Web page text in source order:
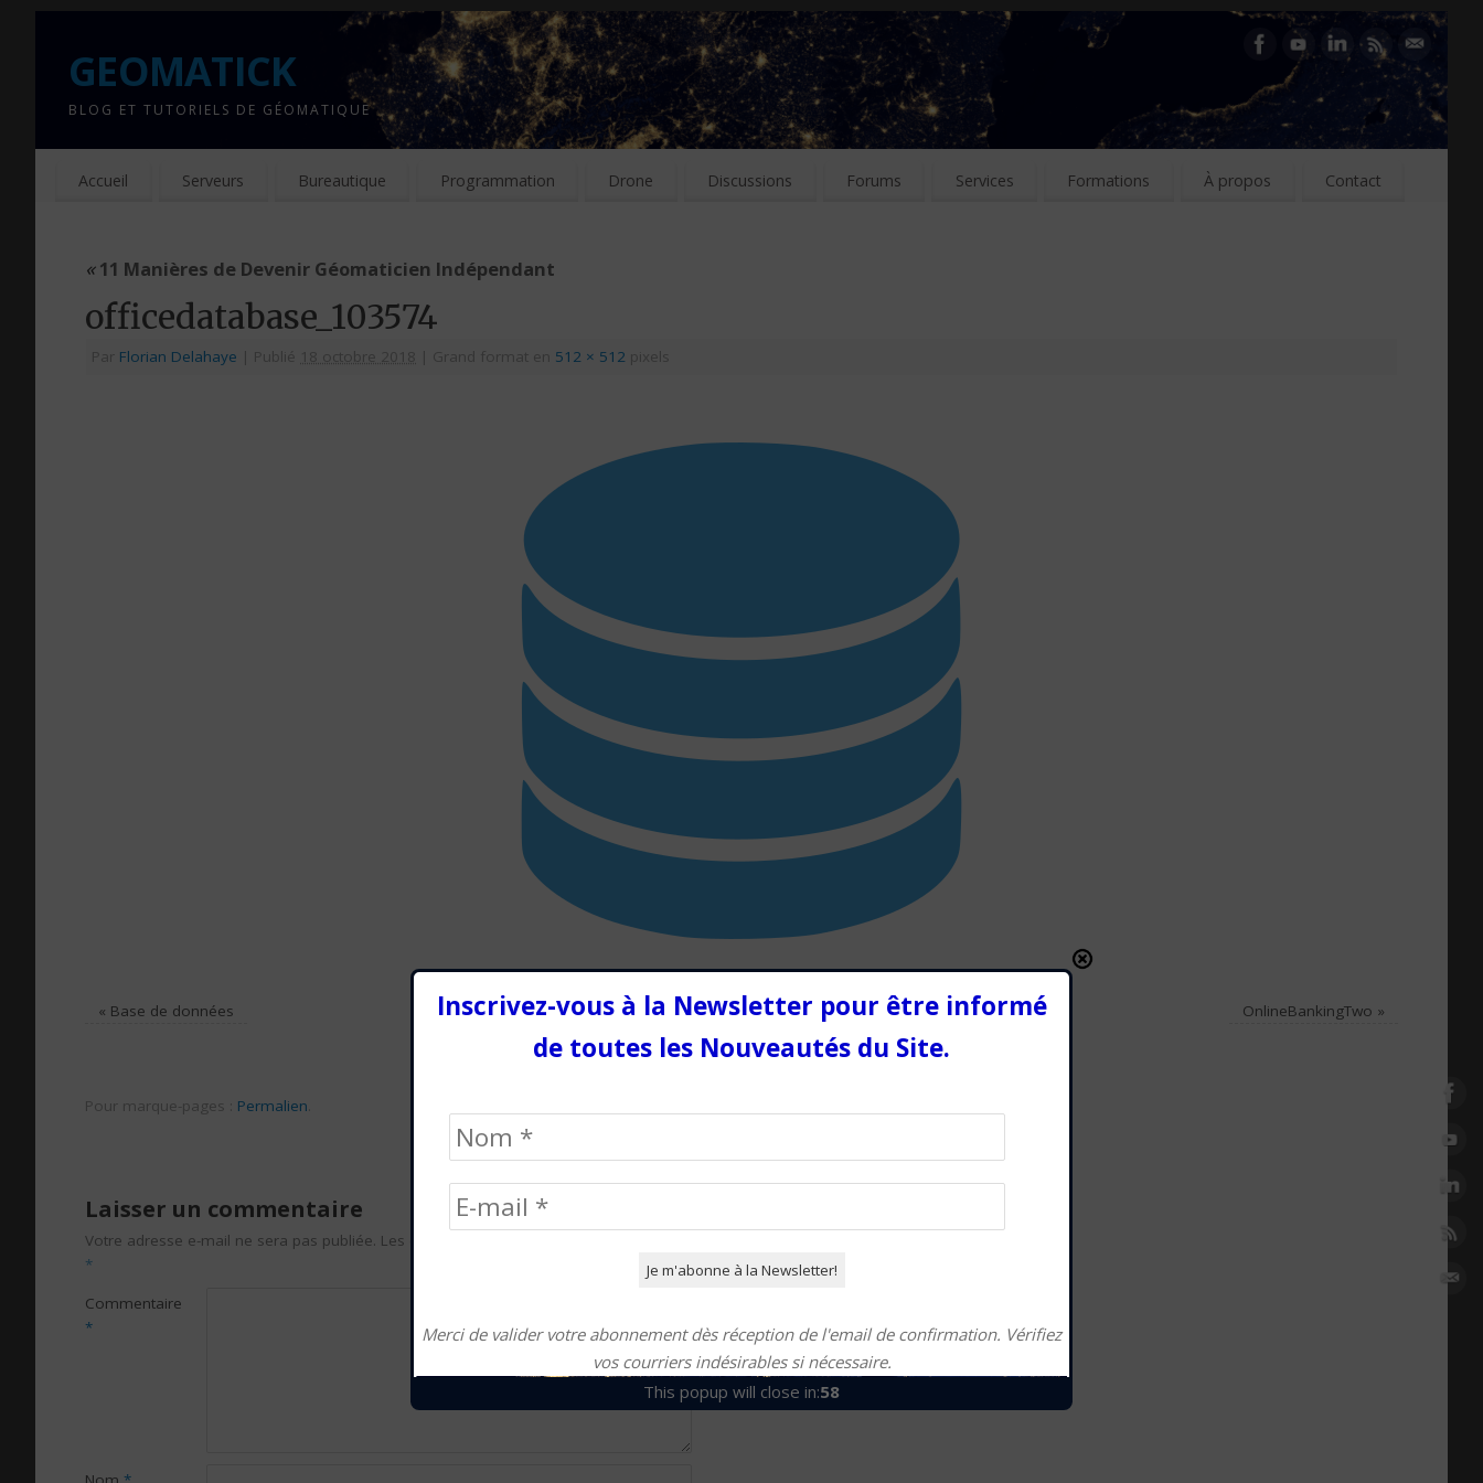
GEOMATICK
BLOG ET TUTORIELS DE GÉOMATIQUE
Accueil Serveurs Bureautique Programmation Drone Discussions Forums Services Formations À propos Contact
«11 Manières de Devenir Géomaticien Indépendant
officedatabase_103574
Par Florian Delahaye | Publié 18 octobre 2018 | Grand format en 512 × 512 pixels
« Base de données OnlineBankingTwo »
Pour marque-pages : Permalien
Laisser un commentaire
Votre adresse e-mail ne sera pas publiée. Les champs obligatoires sont indiqués avec
*
Commentaire
*
This popup will close in:58
Inscrivez-vous à la Newsletter pour être informé
de toutes les Nouveautés du Site.
Merci de valider votre abonnement dès réception de l'email de confirmation. Vérifiez
vos courriers indésirables si nécessaire.